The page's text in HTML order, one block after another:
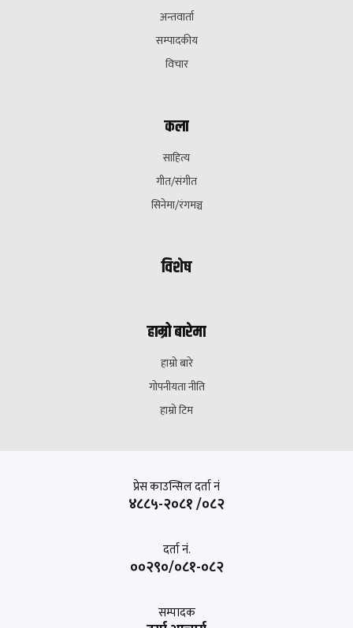
अन्तवार्ता
सम्पादकीय
विचार
कला
साहित्य
गीत/संगीत
सिनेमा/रंगमञ्च
विशेष
हाम्रो बारेमा
हाम्रो बारे
गोपनीयता नीति
हाम्रो टिम
प्रेस काउन्सिल दर्ता नं
४८८५-२०८१ /०८२
दर्ता नं.
००२९०/०८१-०८२
सम्पादक